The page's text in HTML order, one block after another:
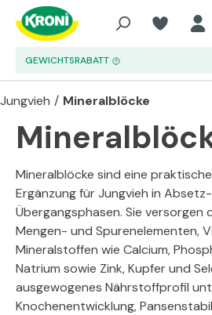
Zum Hauptinhalt springen
GEWICHTSRABATT
Jungvieh / Mineralblöcke
Mineralblöcke sind eine
Ergänzung für Jungvieh in
Übergangsphasen. Sie versorgen
Mengen- und Spurenelementen,
Mineralstoffen wie Calcium,
Natrium sowie Zink, Kupfer und
ausgewogenes Nährstoffprofil
Knochenentwicklung,